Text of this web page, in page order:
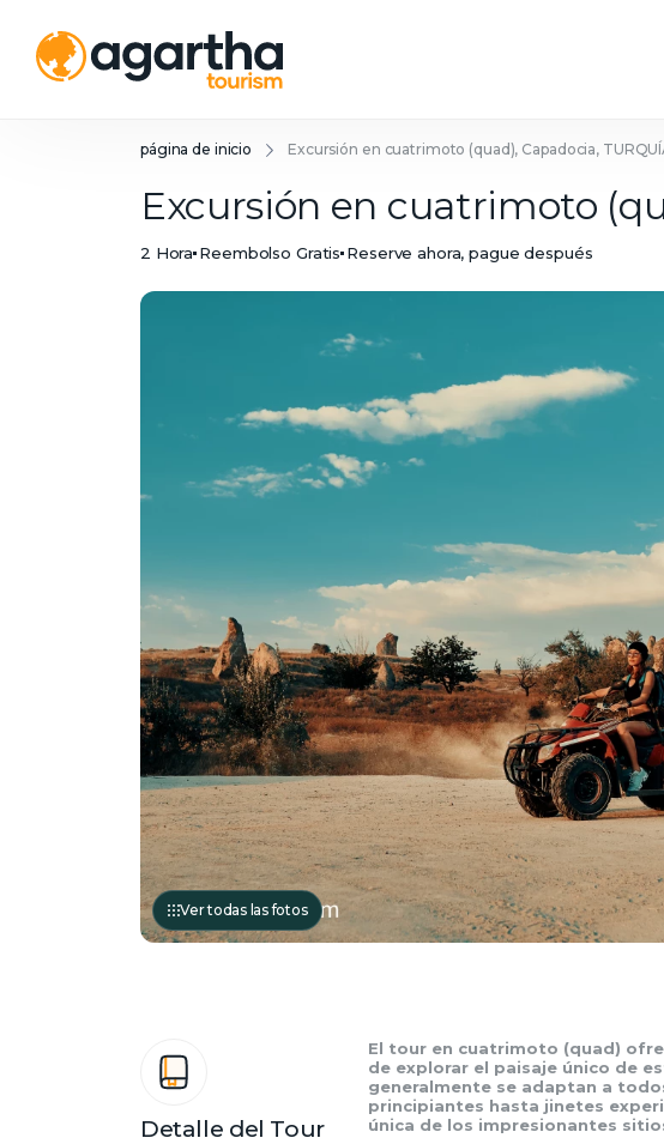
página de inicio Excursión en cuatrimoto (quad), Capadocia,
Excursión en cuatrimoto
2 Hora Reembolso Gratis Reserve ahora, pague después
Ver todas las fotos
Detalle del Tour
El tour en cuatrimoto (quad)
de explorar el paisaje único de
generalmente se adaptan a
principiantes hasta jinetes
única de los impresionantes